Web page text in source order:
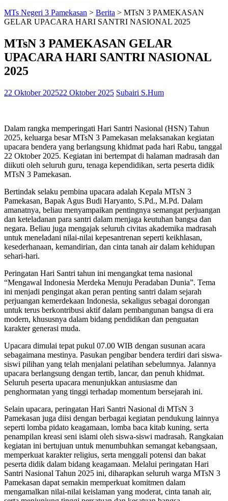
MTs Negeri 3 Pamekasan > Berita > MTsN 3 PAMEKASAN
GELAR UPACARA HARI SANTRI NASIONAL 2025
MTsN 3 PAMEKASAN GELAR
UPACARA HARI SANTRI NASIONAL
2025
22 Oktober 202522 Oktober 2025 Subairi S.Hum
Dalam rangka memperingati Hari Santri Nasional (HSN) Tahun
2025, keluarga besar MTsN 3 Pamekasan melaksanakan kegiatan
upacara bendera yang berlangsung khidmat pada hari Rabu, tanggal
22 Oktober 2025. Kegiatan ini bertempat di halaman madrasah dan
diikuti oleh seluruh guru, tenaga kependidikan, serta peserta didik
MTsN 3 Pamekasan.
Bertindak selaku pembina upacara adalah Kepala MTsN 3
Pamekasan, Bapak Agus Budi Haryanto, S.Pd., M.Pd. Dalam
amanatnya, beliau menyampaikan pentingnya semangat perjuangan
dan keteladanan para santri dalam menjaga keutuhan bangsa dan
negara. Beliau juga mengajak seluruh civitas akademika madrasah
untuk meneladani nilai-nilai kepesantrenan seperti keikhlasan,
kesederhanaan, kemandirian, dan cinta tanah air dalam kehidupan
sehari-hari.
Peringatan Hari Santri tahun ini mengangkat tema nasional
“Mengawal Indonesia Merdeka Menuju Peradaban Dunia”. Tema
ini menjadi pengingat akan peran penting santri dalam sejarah
perjuangan kemerdekaan Indonesia, sekaligus sebagai dorongan
untuk terus berkontribusi aktif dalam pembangunan bangsa di era
modern, khususnya dalam bidang pendidikan dan penguatan
karakter generasi muda.
Upacara dimulai tepat pukul 07.00 WIB dengan susunan acara
sebagaimana mestinya. Pasukan pengibar bendera terdiri dari siswa-
siswi pilihan yang telah menjalani pelatihan sebelumnya. Jalannya
upacara berlangsung dengan tertib, lancar, dan penuh khidmat.
Seluruh peserta upacara menunjukkan antusiasme dan
penghormatan yang tinggi terhadap momentum bersejarah ini.
Selain upacara, peringatan Hari Santri Nasional di MTsN 3
Pamekasan juga diisi dengan berbagai kegiatan pendukung lainnya
seperti lomba pidato keagamaan, lomba baca kitab kuning, serta
penampilan kreasi seni islami oleh siswa-siswi madrasah. Rangkaian
kegiatan ini bertujuan untuk menumbuhkan semangat kebangsaan,
memperkuat karakter religius, serta menggali potensi dan bakat
peserta didik dalam bidang keagamaan. Melalui peringatan Hari
Santri Nasional Tahun 2025 ini, diharapkan seluruh warga MTsN 3
Pamekasan dapat semakin memperkuat komitmen dalam
mengamalkan nilai-nilai keislaman yang moderat, cinta tanah air,